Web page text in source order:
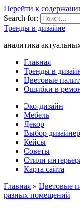
Перейти к
Search for:
Тренды в дизайне
аналитика
Главная
Тренды в
Цветовые
Ошибки в
Эко-дизайн
Мебель
Декор
Выбор
Кейсы
Советы
Стили
Карта сайта
Главная » Цветовые
разных помещений